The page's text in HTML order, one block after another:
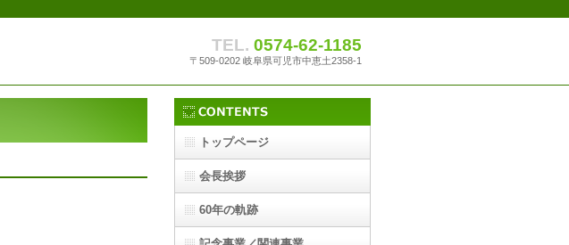
TEL. 0574-62-1185
〒509-0202 岐阜県可児市中恵土2358-1
トップページ
会長挨拶
60年の軌跡